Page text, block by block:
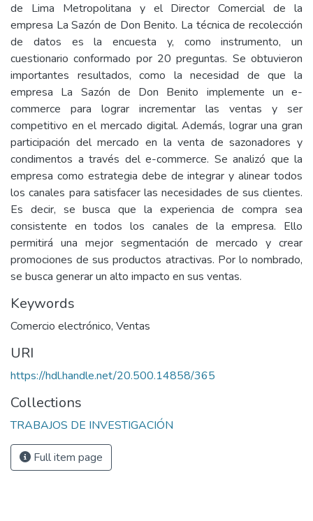
de Lima Metropolitana y el Director Comercial de la
empresa La Sazón de Don Benito. La técnica de recolección
de datos es la encuesta y, como instrumento, un
cuestionario conformado por 20 preguntas. Se obtuvieron
importantes resultados, como la necesidad de que la
empresa La Sazón de Don Benito implemente un e-
commerce para lograr incrementar las ventas y ser
competitivo en el mercado digital. Además, lograr una gran
participación del mercado en la venta de sazonadores y
condimentos a través del e-commerce. Se analizó que la
empresa como estrategia debe de integrar y alinear todos
los canales para satisfacer las necesidades de sus clientes.
Es decir, se busca que la experiencia de compra sea
consistente en todos los canales de la empresa. Ello
permitirá una mejor segmentación de mercado y crear
promociones de sus productos atractivas. Por lo nombrado,
se busca generar un alto impacto en sus ventas.
Keywords
Comercio electrónico, Ventas
URI
https://hdl.handle.net/20.500.14858/365
Collections
TRABAJOS DE INVESTIGACIÓN
Full item page